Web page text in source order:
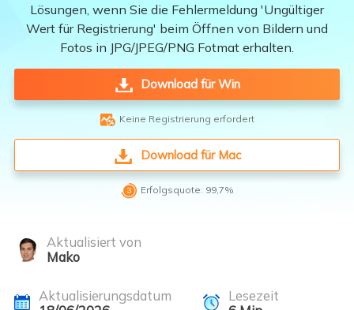
Lösungen, wenn Sie die Fehlermeldung 'Ungültiger
Wert für Registrierung' beim Öffnen von Bildern und
Fotos in JPG/JPEG/PNG Fotmat erhalten.
Download für Win
 Keine Registrierung erfordert
Download für Mac
 Erfolgsquote: 99,7%
Aktualisiert von
Mako
Aktualisierungsdatum
Lesezeit